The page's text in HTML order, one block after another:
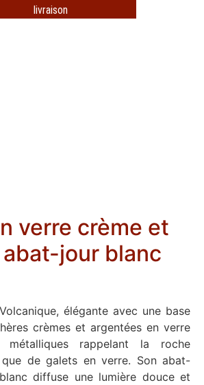
livraison
verre crème et
jour blanc
élégante avec une base
crèmes et argentées en verre
métalliques rappelant la roche
de galets en verre. Son abat-
diffuse une lumière douce et